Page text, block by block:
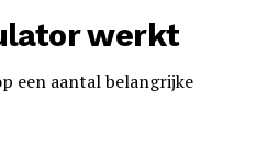
werkt
een aantal belangrijke